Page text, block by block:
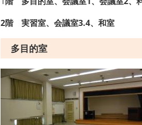
2階 実習室、会議室3.4、和室
多目的室